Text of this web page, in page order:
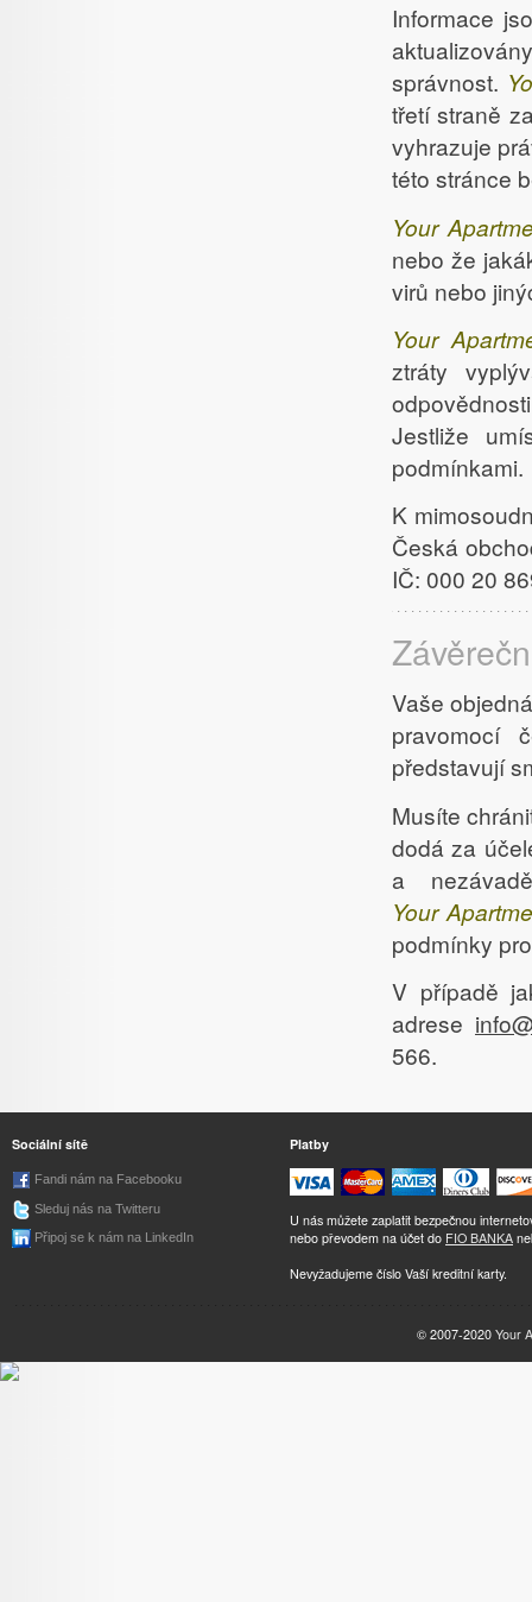
Informace
správnost.
třetí straně
vyhrazuje
této stránce
Your
nebo že
virů nebo
Your
ztráty
Jestliže
podmínkami.
K
Česká
IČ: 000 20
Vaše
pravomocí
představují
Musíte
dodá za
a
Your
podmínky
V případě
adrese
566.
Sociální sítě
Fandi nám na Facebooku
Sleduj nás na Twitteru
Připoj se k nám na LinkedIn
Platby
U nás můžete zaplatit bezpečnou
nebo převodem na účet do FIO BANKA
Nevyžadujeme číslo Vaší kreditní karty.
© 2007-2020 Your